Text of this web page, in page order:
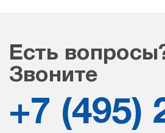
Есть
Звоните
+7 (495)